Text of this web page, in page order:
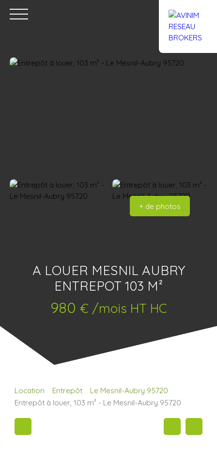
+ de photos
A LOUER MESNIL AUBRY
ENTREPOT 103 M²
980 € /mois HT HC
Location Entrepôt
Le Mesnil-Aubry 95720
Entrepôt à louer, 103 m² - Le Mesnil-Aubry 95720